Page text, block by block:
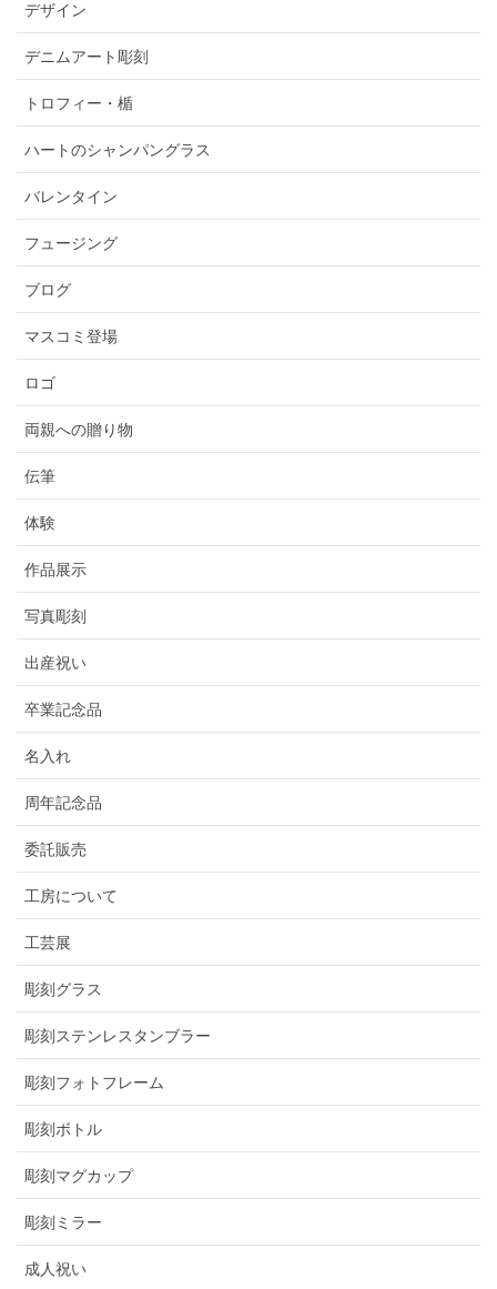
デザイン
デニムアート彫刻
トロフィー・楯
ハートのシャンパングラス
バレンタイン
フュージング
ブログ
マスコミ登場
ロゴ
両親への贈り物
伝筆
体験
作品展示
写真彫刻
出産祝い
卒業記念品
名入れ
周年記念品
委託販売
工房について
工芸展
彫刻グラス
彫刻ステンレスタンブラー
彫刻フォトフレーム
彫刻ボトル
彫刻マグカップ
彫刻ミラー
成人祝い